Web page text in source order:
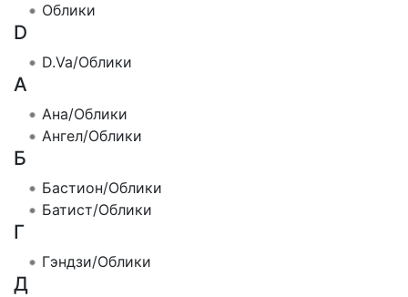
Облики
D
D.Va/Облики
А
Ана/Облики
Ангел/Облики
Б
Бастион/Облики
Батист/Облики
Г
Гэндзи/Облики
Д